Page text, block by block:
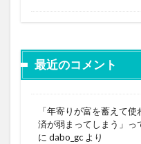
最近のコメント
「年寄りが富を蓄えて
済が弱まってしまう」っ
に dabo_gc より